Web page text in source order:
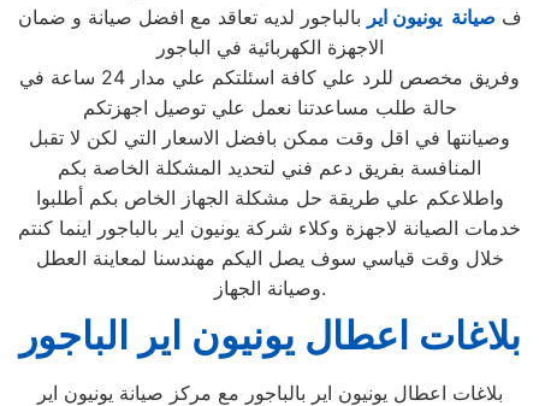
ف صيانة يونيون اير بالباجور لديه تعاقد مع افضل صيانة و ضمان
الاجهزة الكهربائية في الباجور
وفريق مخصص للرد علي كافة اسئلتكم علي مدار 24 ساعة في
حالة طلب مساعدتنا نعمل علي توصيل اجهزتكم
وصيانتها في اقل وقت ممكن بافضل الاسعار التي لكن لا تقبل
المنافسة بفريق دعم فني لتحديد المشكلة الخاصة بكم
واطلاعكم علي طريقة حل مشكلة الجهاز الخاص بكم أطلبوا
خدمات الصيانة لاجهزة وكلاء شركة يونيون اير بالباجور اينما كنتم
خلال وقت قياسي سوف يصل اليكم مهندسنا لمعاينة العطل
وصيانة الجهاز.
بلاغات اعطال يونيون اير الباجور
بلاغات اعطال يونيون اير بالباجور مع مركز صيانة يونيون اير